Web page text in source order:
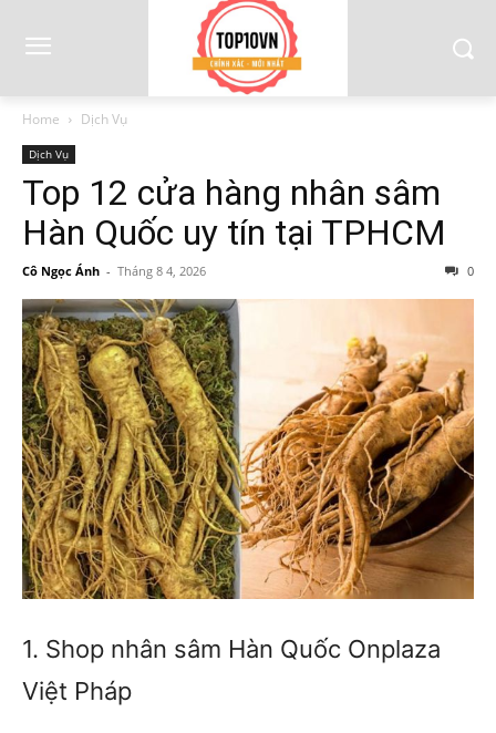
Home Dịch Vụ
Dịch Vụ
Top 12 cửa hàng nhân sâm
Hàn Quốc uy tín tại TPHCM
Cô Ngọc Ánh - Tháng 8 4, 2026 0
1. Shop nhân sâm Hàn Quốc Onplaza
Việt Pháp